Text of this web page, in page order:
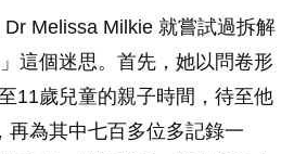
Melissa Milkie 就嘗試過拆解
這個迷思。首先，她以問卷形
11歲兒童的親子時間，待至他
再為其中七百多位多記錄一